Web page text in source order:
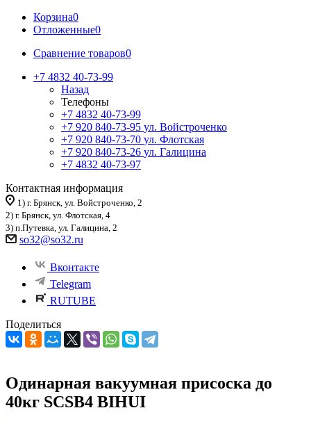
Корзина0
Отложенные0
Сравнение товаров0
+7 4832 40-73-99
Назад
Телефоны
+7 4832 40-73-99
+7 920 840-73-95 ул. Войстроченко
+7 920 840-73-70 ул. Флотская
+7 920 840-73-26 ул. Галицина
+7 4832 40-73-97
Контактная информация
1) г. Брянск, ул. Войстроченко, 2
2) г. Брянск, ул. Флотская, 4
3) п.Путевка, ул. Галицина, 2
so32@so32.ru
Вконтакте
Telegram
RUTUBE
Поделиться
Одинарная вакуумная присоска до
40кг SCSB4 BIHUI